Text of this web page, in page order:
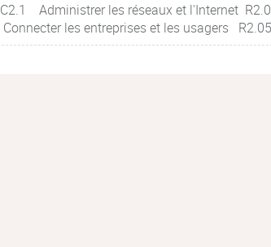
C2.1 Administrer les réseaux et l'Internet
Connecter les entreprises et les usagers